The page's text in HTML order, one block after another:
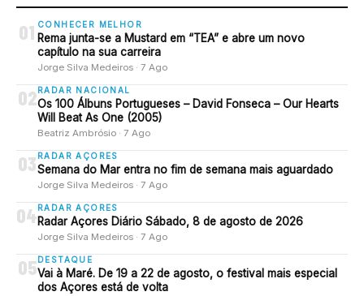
01 CONHECER MELHOR
Rema junta-se a Mustard em “TEA” e abre um novo
capítulo na sua carreira
Jorge Silva Medeiros · 7 Ago
02 RADAR NACIONAL
Os 100 Álbuns Portugueses – David Fonseca – Our Hearts
Will Beat As One (2005)
Beatriz Ambrósio · 7 Ago
03 RADAR AÇORES
Semana do Mar entra no fim de semana mais aguardado
Jorge Silva Medeiros · 7 Ago
04 RADAR AÇORES
Radar Açores Diário Sábado, 8 de agosto de 2026
Jorge Silva Medeiros · 7 Ago
05 DESTAQUE
Vai à Maré. De 19 a 22 de agosto, o festival mais especial
dos Açores está de volta